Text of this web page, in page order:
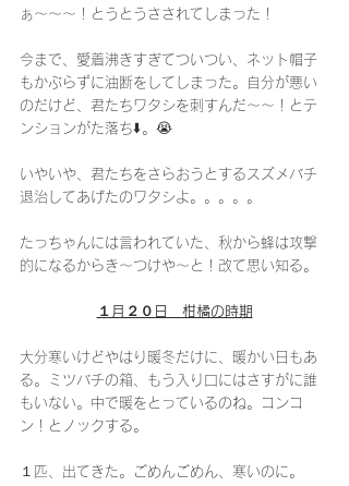
ぁ〜〜〜！とうとうさされてしまった！
今まで、愛着沸きすぎてついつい、ネット帽子
もかぶらずに油断をしてしまった。自分が悪い
のだけど、君たちワタシを刺すんだ〜〜！とテ
ンションがた落ち⬇️。😭
いやいや、君たちをさらおうとするスズメバチ
退治してあげたのワタシよ。。。。。
たっちゃんには言われていた、秋から蜂は攻撃
的になるからき〜つけや〜と！改て思い知る。
１月２０日　柑橘の時期
大分寒いけどやはり暖冬だけに、暖かい日もあ
る。ミツバチの箱、もう入り口にはさすがに誰
もいない。中で暖をとっているのね。コンコ
ン！とノックする。
１匹、出てきた。ごめんごめん、寒いのに。